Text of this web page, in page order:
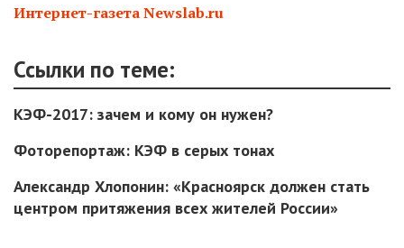
Интернет-газета Newslab.ru
Ссылки по теме:
КЭФ-2017: зачем и кому он нужен?
Фоторепортаж: КЭФ в серых тонах
Александр Хлопонин: «Красноярск должен стать
центром притяжения всех жителей России»